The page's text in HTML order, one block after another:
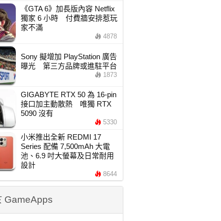
《GTA 6》加長版內容 Netflix
獨家 6 小時 付費牆安排惹玩
家不滿
4878
Sony 擬增加 PlayStation 廣告
曝光 第三方品牌或進駐平台
1873
GIGABYTE RTX 50 為 16-pin
接口加主動散熱 唯獨 RTX
5090 沒有
5330
小米推出全新 REDMI 17
Series 配備 7,500mAh 大電
池、6.9 吋大螢幕及日常耐用
設計
8644
GameApps